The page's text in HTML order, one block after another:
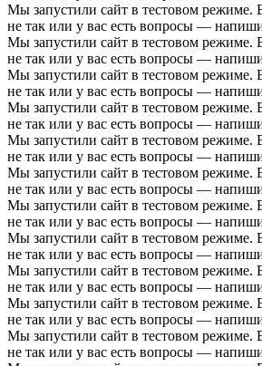
Мы запустили сайт в тестовом режиме.
не так или у вас есть вопросы —
Мы запустили сайт в тестовом режиме.
не так или у вас есть вопросы —
Мы запустили сайт в тестовом режиме.
не так или у вас есть вопросы —
Мы запустили сайт в тестовом режиме.
не так или у вас есть вопросы —
Мы запустили сайт в тестовом режиме.
не так или у вас есть вопросы —
Мы запустили сайт в тестовом режиме.
не так или у вас есть вопросы —
Мы запустили сайт в тестовом режиме.
не так или у вас есть вопросы —
Мы запустили сайт в тестовом режиме.
не так или у вас есть вопросы —
Мы запустили сайт в тестовом режиме.
не так или у вас есть вопросы —
Мы запустили сайт в тестовом режиме.
не так или у вас есть вопросы —
Мы запустили сайт в тестовом режиме.
не так или у вас есть вопросы —